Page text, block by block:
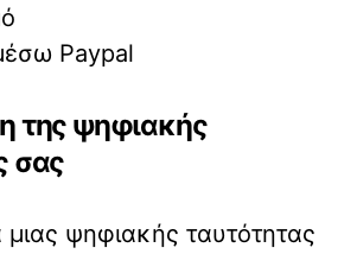
Paypal
της ψηφιακής
σας
μιας ψηφιακής ταυτότητας